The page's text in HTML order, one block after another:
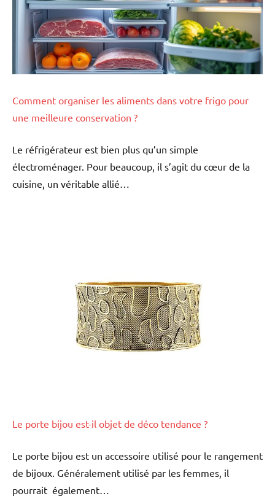
Comment organiser les aliments dans votre frigo pour
une meilleure conservation ?
Le réfrigérateur est bien plus qu’un simple
électroménager. Pour beaucoup, il s’agit du cœur de la
cuisine, un véritable allié…
Le porte bijou est-il objet de déco tendance ?
Le porte bijou est un accessoire utilisé pour le rangement
de bijoux. Généralement utilisé par les femmes, il
pourrait également…